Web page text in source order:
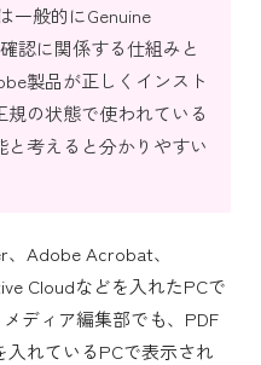
一般的にGenuine
認に関係する仕組みと
製品が正しくインスト
の状態で使われている
考えると分かりやすい
Adobe Acrobat、
Cloudなどを入れたPCで
ディア編集部でも、PDF
れているPCで表示され